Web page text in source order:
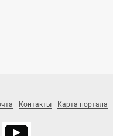
Контакты Карта портала